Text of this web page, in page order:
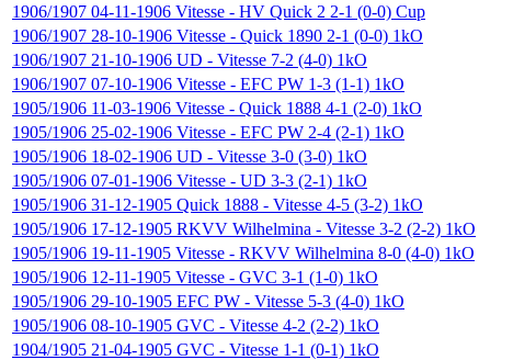
1906/1907 04-11-1906 Vitesse - HV Quick 2 2-1 (0-0) Cup
1906/1907 28-10-1906 Vitesse - Quick 1890 2-1 (0-0) 1kO
1906/1907 21-10-1906 UD - Vitesse 7-2 (4-0) 1kO
1906/1907 07-10-1906 Vitesse - EFC PW 1-3 (1-1) 1kO
1905/1906 11-03-1906 Vitesse - Quick 1888 4-1 (2-0) 1kO
1905/1906 25-02-1906 Vitesse - EFC PW 2-4 (2-1) 1kO
1905/1906 18-02-1906 UD - Vitesse 3-0 (3-0) 1kO
1905/1906 07-01-1906 Vitesse - UD 3-3 (2-1) 1kO
1905/1906 31-12-1905 Quick 1888 - Vitesse 4-5 (3-2) 1kO
1905/1906 17-12-1905 RKVV Wilhelmina - Vitesse 3-2 (2-2) 1kO
1905/1906 19-11-1905 Vitesse - RKVV Wilhelmina 8-0 (4-0) 1kO
1905/1906 12-11-1905 Vitesse - GVC 3-1 (1-0) 1kO
1905/1906 29-10-1905 EFC PW - Vitesse 5-3 (4-0) 1kO
1905/1906 08-10-1905 GVC - Vitesse 4-2 (2-2) 1kO
1904/1905 21-04-1905 GVC - Vitesse 1-1 (0-1) 1kO